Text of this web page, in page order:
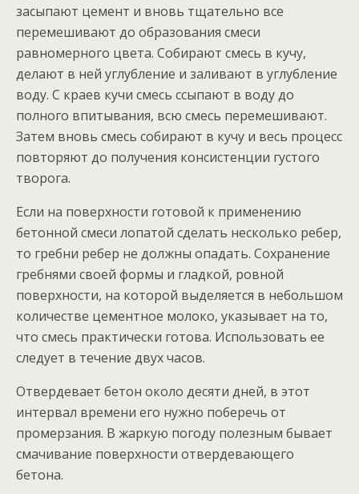
засыпают цемент и вновь тщательно все
перемешивают до образования смеси
равномерного цвета. Собирают смесь в кучу,
делают в ней углубление и заливают в углубление
воду. С краев кучи смесь ссыпают в воду до
полного впитывания, всю смесь перемешивают.
Затем вновь смесь собирают в кучу и весь процесс
повторяют до получения консистенции густого
творога.
Если на поверхности готовой к применению
бетонной смеси лопатой сделать несколько ребер,
то гребни ребер не должны опадать. Сохранение
гребнями своей формы и гладкой, ровной
поверхности, на которой выделяется в небольшом
количестве цементное молоко, указывает на то,
что смесь практически готова. Использовать ее
следует в течение двух часов.
Отвердевает бетон около десяти дней, в этот
интервал времени его нужно поберечь от
промерзания. В жаркую погоду полезным бывает
смачивание поверхности отвердевающего
бетона.